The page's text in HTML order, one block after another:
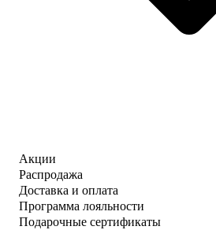
Акции
Распродажа
Доставка и оплата
Программа лояльности
Подарочные сертификаты